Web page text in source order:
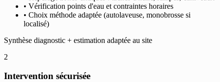
• Vérification points d'eau et contraintes horaires
• Choix méthode adaptée (autolaveuse, monobrosse si
localisé)
Synthèse diagnostic + estimation adaptée au site
2
Intervention sécurisée